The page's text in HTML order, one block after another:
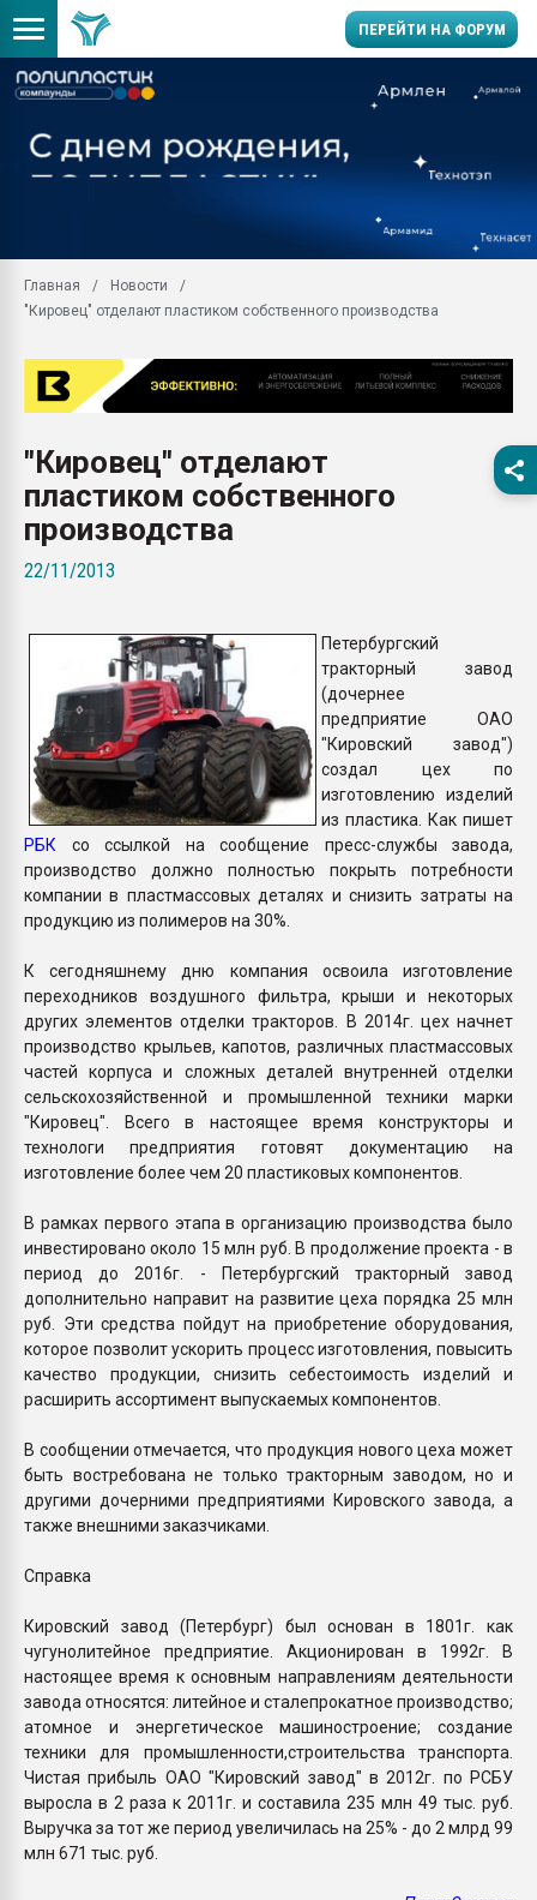
ПЕРЕЙТИ НА ФОРУМ
Вакуум-формовочные
ближайшее
28.07.2026
Всё, что касается
бутылок
Материал
вакуумного
Главная
Новости
"Кировец" отделают пластиком собственного производства
"Кировец" отделают
пластиком собственного
производства
22/11/2013
Петербургский
тракторный завод
(дочернее
предприятие ОАО
"Кировский завод")
создал цех по
изготовлению изделий
из пластика. Как пишет
РБК со ссылкой на сообщение пресс-службы завода,
производство должно полностью покрыть потребности
компании в пластмассовых деталях и снизить затраты на
продукцию из полимеров на 30%.
К сегодняшнему дню компания освоила изготовление
переходников воздушного фильтра, крыши и некоторых
других элементов отделки тракторов. В 2014г. цех начнет
производство крыльев, капотов, различных пластмассовых
частей корпуса и сложных деталей внутренней отделки
сельскохозяйственной и промышленной техники марки
"Кировец". Всего в настоящее время конструкторы и
технологи предприятия готовят документацию на
изготовление более чем 20 пластиковых компонентов.
В рамках первого этапа в организацию производства было
инвестировано около 15 млн руб. В продолжение проекта - в
период до 2016г. - Петербургский тракторный завод
дополнительно направит на развитие цеха порядка 25 млн
руб. Эти средства пойдут на приобретение оборудования,
которое позволит ускорить процесс изготовления, повысить
качество продукции, снизить себестоимость изделий и
расширить ассортимент выпускаемых компонентов.
В сообщении отмечается, что продукция нового цеха может
быть востребована не только тракторным заводом, но и
другими дочерними предприятиями Кировского завода, а
также внешними заказчиками.
Справка
Кировский завод (Петербург) был основан в 1801г. как
чугунолитейное предприятие. Акционирован в 1992г. В
настоящее время к основным направлениям деятельности
завода относятся: литейное и сталепрокатное производство;
атомное и энергетическое машиностроение; создание
техники для промышленности,строительства транспорта.
Чистая прибыль ОАО "Кировский завод" в 2012г. по РСБУ
выросла в 2 раза к 2011г. и составила 235 млн 49 тыс. руб.
Выручка за тот же период увеличилась на 25% - до 2 млрд 99
млн 671 тыс. руб.